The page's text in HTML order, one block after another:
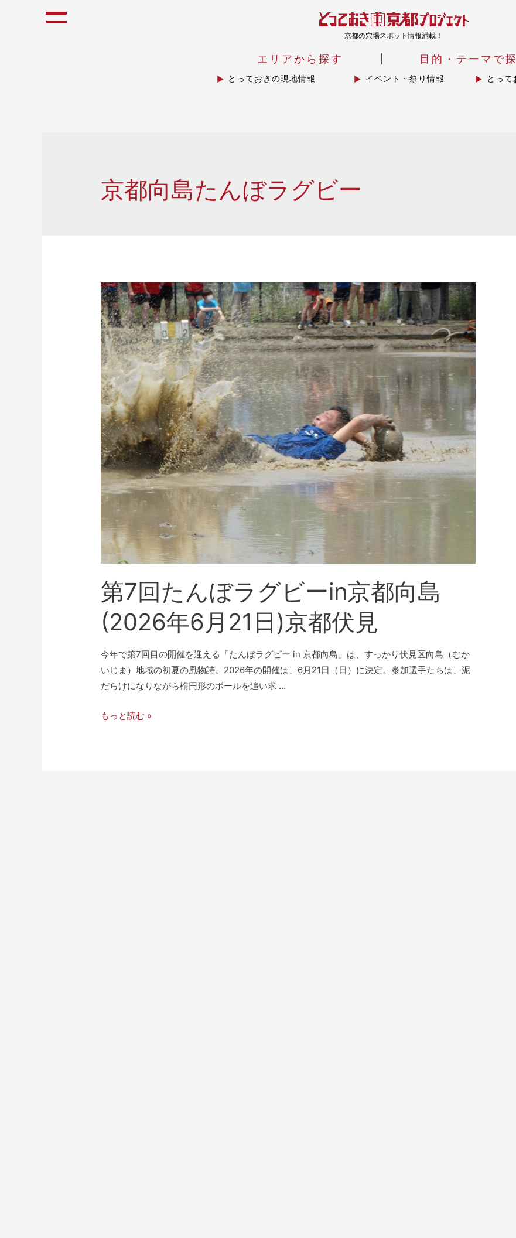
京都の穴場スポット情報満載！
エリアから探す 目的・テーマで
とっておきの現地情報 イベント・祭り情報 とって
京都向島たんぼラグビー
第7回たんぼラグビーin京都向島
(2026年6月21日)京都伏見
今年で第7回目の開催を迎える「たんぼラグビー in 京都向島」は、すっかり伏見区向島（むか
いじま）地域の初夏の風物詩。2026年の開催は、6月21日（日）に決定。参加選手たちは、泥
だらけになりながら楕円形のボールを追い求 …
もっと読む »